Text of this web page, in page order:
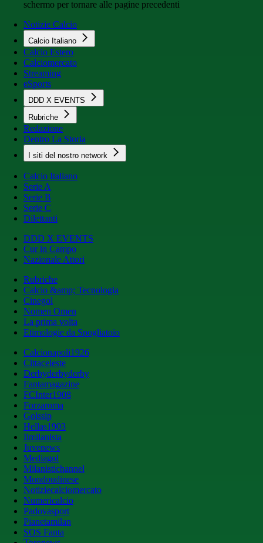
schermo per tornare alle pagine precedenti
Notizie Calcio
Calcio Italiano
Calcio Estero
Calciomercato
Streaming
eSports
DDD X EVENTS
Rubriche
Redazione
Dentro La Storia
I siti del nostro network
Calcio Italiano
Serie A
Serie B
Serie C
Dilettanti
DDD X EVENTS
Cur in Campo
Nazionale Attori
Rubriche
Calcio &amp; Tecnologia
Cinegol
Nomen Omen
La prima volta
Etimologie da Spogliatoio
Calcionapoli1926
Cittaceleste
Derbyderbyderby
Fantamagazine
FCInter1908
Forzaroma
Golssip
Hellas1903
Ilmilanista
Juvenews
Mediagol
Milanistichannel
Mondoudinese
Notiziecalciomercato
Numericalcio
Padovasport
Pianetamilan
SOS Fanta